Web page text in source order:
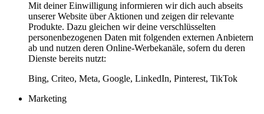
Mit deiner Einwilligung informieren wir dich auch abseits
unserer Website über Aktionen und zeigen dir relevante
Produkte. Dazu gleichen wir deine verschlüsselten
personenbezogenen Daten mit folgenden externen Anbietern
ab und nutzen deren Online-Werbekanäle, sofern du deren
Dienste bereits nutzt:
Bing, Criteo, Meta, Google, LinkedIn, Pinterest, TikTok
Marketing